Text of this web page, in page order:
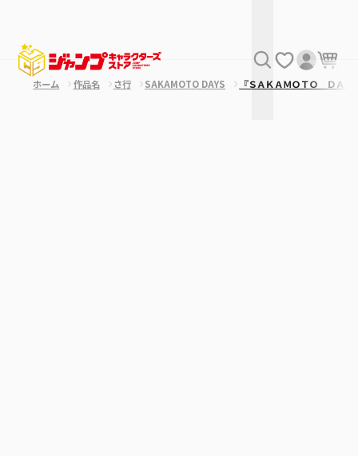
ホーム 作品名 さ行 SAKAMOTO DAYS 『ＳＡＫＡＭＯＴＯ ＤＡ